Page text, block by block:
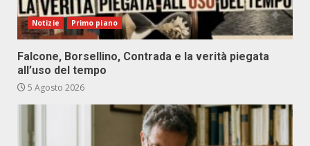
Notizie Primo piano
Falcone, Borsellino, Contrada e la verità piegata
all’uso del tempo
5 Agosto 2026